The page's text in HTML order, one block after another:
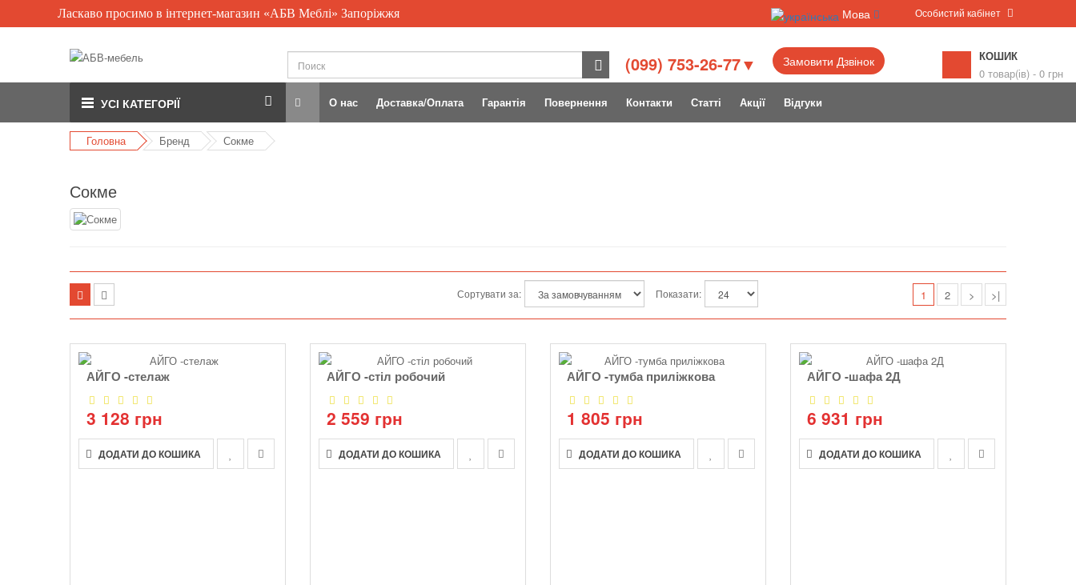
Ласкаво просимо в інтернет-магазин «АБВ Меблі» Запоріжжя Мова Особистий кабінет
(099) 753-26-77▼ Замовити Дзвінок
КОШИК
0 товар(ів) - 0 грн
УСІ КАТЕГОРІЇ О нас Доставка/Оплата Гарантія Повернення Контакти Статті Акції Відгуки
Головна Бренд Сокме
Сокме
Сортувати за: Показати: 1 2 > >|
АЙГО -стелаж
3 128 грн
ДОДАТИ ДО КОШИКА
АЙГО -стіл робочий
2 559 грн
ДОДАТИ ДО КОШИКА
АЙГО -тумба приліжкова
1 805 грн
ДОДАТИ ДО КОШИКА
АЙГО -шафа 2Д
6 931 грн
ДОДАТИ ДО КОШИКА